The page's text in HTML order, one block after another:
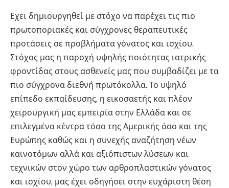
Εχει δημιουργηθεί με στόχο να παρέχει τις πιο
πρωτοποριακές και σύγχρονες θεραπευτικές
προτάσεις σε προβλήματα γόνατος και ισχίου.
Στόχος μας η παροχή υψηλής ποιότητας ιατρικής
φροντίδας στους ασθενείς μας που συμβαδίζει με τα
πιο σύγχρονα διεθνή πρωτόκολλα. Το υψηλό
επίπεδο εκπαίδευσης, η εικοσαετής και πλέον
χειρουργική μας εμπειρία στην Ελλάδα και σε
επιλεγμένα κέντρα τόσο της Αμερικής όσο και της
Ευρώπης καθώς και η συνεχής αναζήτηση νέων
καινοτόμων αλλά και αξιόπιστων λύσεων και
τεχνικών στον χώρο των αρθροπλαστικών γόνατος
και ισχίου, μας έχει οδηγήσει στην ευχάριστη θέση